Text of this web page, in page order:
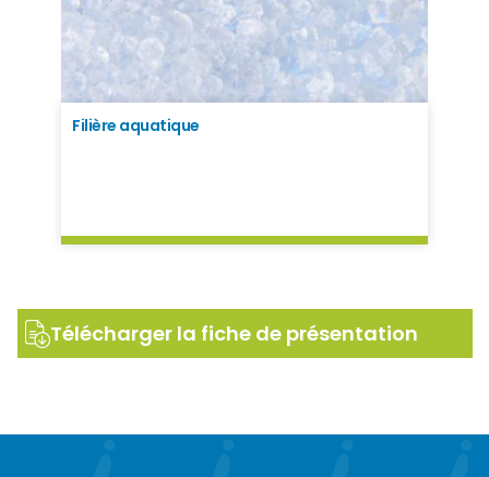
Filière aquatique
Télécharger la fiche de présentation